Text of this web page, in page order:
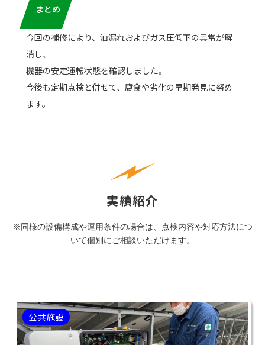
まとめ
今回の補修により、油漏れおよびガス圧低下の異常が解
消し、
機器の安定運転状態を確認しました。
今後も定期点検と併せて、腐食や劣化の早期発見に努め
ます。
実績紹介
※同様の設備構成や運用条件の場合は、点検内容や対応方法につ
いて個別にご相談いただけます。
公共施設